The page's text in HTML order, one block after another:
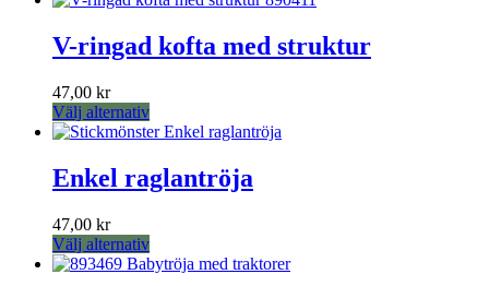
V-ringad kofta med struktur
47,00 kr
Välj alternativDen
här
har
flera
olika
alternativen
Enkel raglantröja
47,00 kr
Välj alternativDen
här